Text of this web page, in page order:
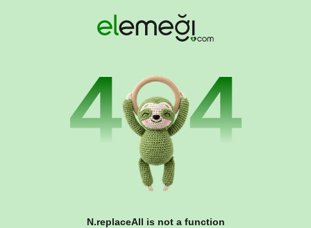
N.replaceAll is not a function